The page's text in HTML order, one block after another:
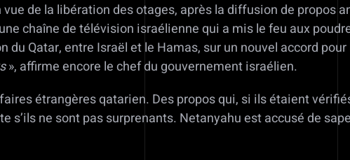
de la libération des otages, après la diffusion de propos
chaîne de télévision israélienne qui a mis le feu aux
Qatar, entre Israël et le Hamas, sur un nouvel accord
», affirme encore le chef du gouvernement israélien.
étrangères qatarien. Des propos qui, si ils étaient
ne sont pas surprenants. Netanyahu est accusé de